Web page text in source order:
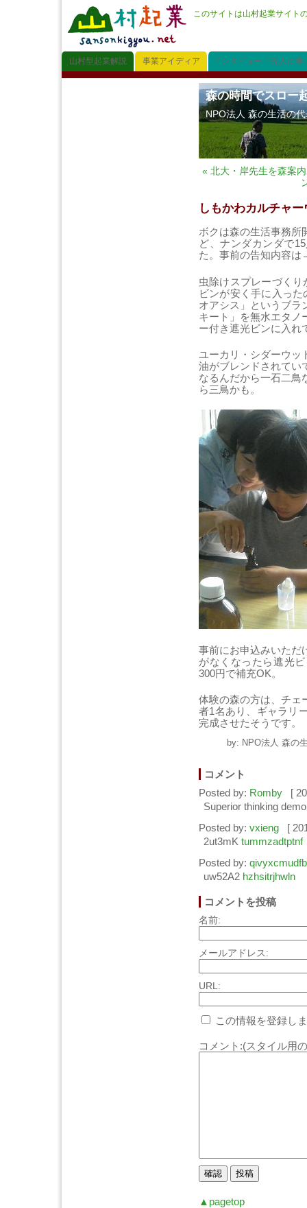
このサイトは山村起業サイト
山村型起業解説 事業アイディア インタビュー「先人に学
森の時間でスロー
NPO法人 森の生活の
« 北大・岸先生を森案
しもかわカルチャ
ボクは森の生活事務所
ど、ナンダカンダで
た。事前の告知内容
虫除けスプレーづく
ビンが安く手に入っ
オアシス」というブラ
キート」を無水エタノ
ー付き遮光ビンに入れ
ユーカリ・シダーウッ
油がブレンドされてい
なるんだから一石二鳥
ら三鳥かも。
事前にお申込みいただ
がなくなったら遮光
300円で補充OK。
体験の森の方は、チェ
者1名あり、ギャラリ
完成させたそうです。
by: NPO法人 森の
コメント
Posted by: Romby [
Superior thinking
Posted by: vxieng [
2ut3mKtummzadtptnf
Posted by: qivyxcmudfb
uw52A2 hzhsitrjhwln
コメントを投稿
名前:
メールアドレス:
URL:
この情報を登録し
コメント:(スタイル用
▲pagetop